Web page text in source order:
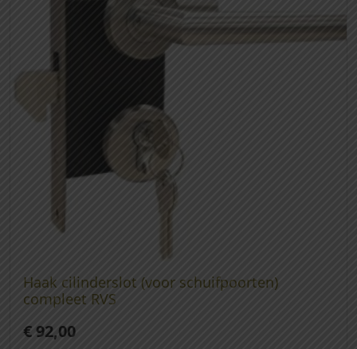
Haak cilinderslot (voor schuifpoorten)
compleet RVS
€92,00